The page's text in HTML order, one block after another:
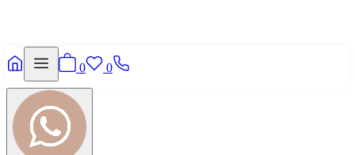
0 0